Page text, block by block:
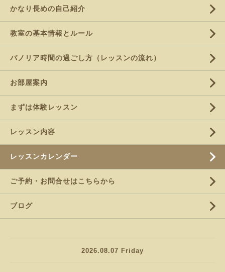
かなり長めの自己紹介
教室の基本情報とルール
パノリア時間の過ごし方（レッスンの流れ）
お部屋案内
まずは体験レッスン
レッスン内容
レッスンカレンダー
ご予約・お問合せはこちらから
ブログ
2026.08.07 Friday